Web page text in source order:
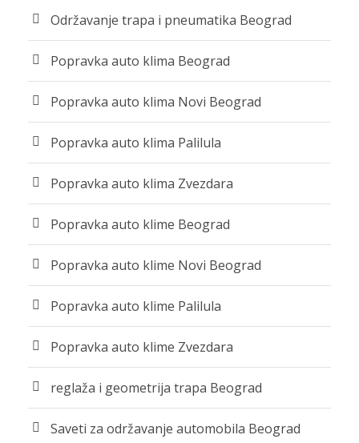
Održavanje trapa i pneumatika Beograd
Popravka auto klima Beograd
Popravka auto klima Novi Beograd
Popravka auto klima Palilula
Popravka auto klima Zvezdara
Popravka auto klime Beograd
Popravka auto klime Novi Beograd
Popravka auto klime Palilula
Popravka auto klime Zvezdara
reglaža i geometrija trapa Beograd
Saveti za održavanje automobila Beograd